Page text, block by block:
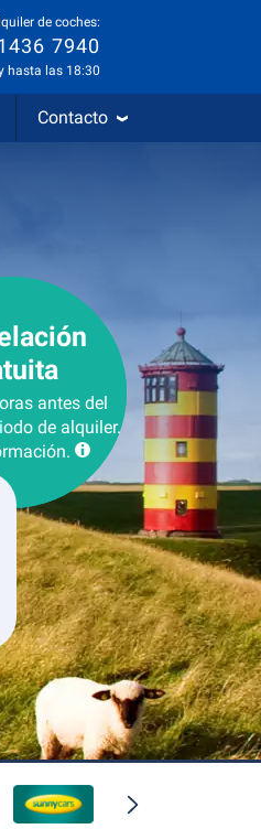
de coches:
7940
hasta las 18:30
Contacto
antes del
de alquiler.